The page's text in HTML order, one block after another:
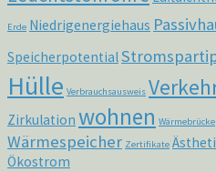
Erde Niedrigenergiehaus
Speicherpotential
Hülle Verbrauchsausweis
Zirkulation wohnen Wärmebrücke
Wärmespeicher Zertifikate
Ökostrom